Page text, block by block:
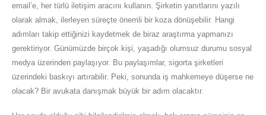
email’e, her türlü iletişim aracını kullanın. Şirketin yanıtlarını yazılı
olarak almak, ilerleyen süreçte önemli bir koza dönüşebilir. Hangi
adımları takip ettiğinizi kaydetmek de biraz araştırma yapmanızı
gerektiriyor. Günümüzde birçok kişi, yaşadığı olumsuz durumu sosyal
medya üzerinden paylaşıyor. Bu paylaşımlar, sigorta şirketleri
üzerindeki baskıyı artırabilir. Peki, sonunda iş mahkemeye düşerse ne
olacak? Bir avukata danışmak büyük bir adım olacaktır.